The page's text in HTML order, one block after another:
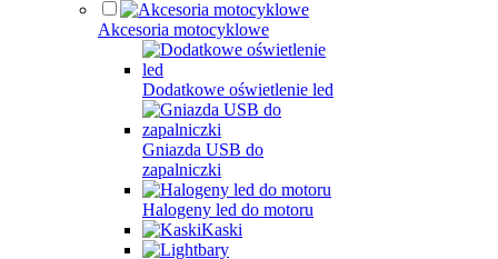
Akcesoria motocyklowe
Dodatkowe oświetlenie led
Gniazda USB do
zapalniczki
Halogeny led do motoru
Kaski